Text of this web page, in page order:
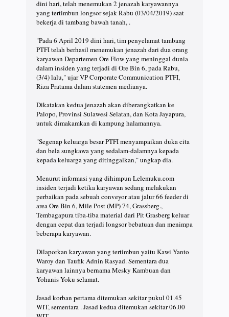
dini hari, telah menemukan 2 jenazah karyawannya
yang tertimbun longsor sejak Rabu (03/04/2019) saat
bekerja di tambang bawah tanah, .
"Pada 6 April 2019 dini hari, tim penyelamat tambang
PTFI telah berhasil menemukan jenazah dari dua orang
karyawan Departemen Ore Flow yang meninggal dunia
dalam insiden yang terjadi di Ore Bin 6, pada Rabu,
(3/4) lalu," ujar VP Corporate Communication PTFI,
Riza Pratama dalam statemen medianya.
Dikatakan kedua jenazah akan diberangkatkan ke
Palopo, Provinsi Sulawesi Selatan, dan Kota Jayapura,
untuk dimakamkan di kampung halamannya.
"Segenap keluarga besar PTFI menyampaikan duka cita
dan bela sungkawa yang sedalam-dalamnya kepada
kepada keluarga yang ditinggalkan," ungkap dia.
Menurut informasi yang dihimpun Lelemuku.com
insiden terjadi ketika karyawan sedang melakukan
perbaikan pada sebuah conveyor atau jalur 66 feeder di
area Ore Bin 6, Mile Post (MP) 74, Grassberg.,
Tembagapura tiba-tiba material dari Pit Grasberg keluar
dengan cepat dan terjadi longsor bebatuan dan menimpa
beberapa karyawan.
Dilaporkan karyawan yang tertimbun yaitu Kawi Yanto
Waroy dan Taufik Adnin Rasyad. Sementara dua
karyawan lainnya bernama Mesky Kambuan dan
Yohanis Yoku selamat.
Jasad korban pertama ditemukan sekitar pukul 01.45
WIT, sementara . Jasad kedua ditemukan sekitar 06.00